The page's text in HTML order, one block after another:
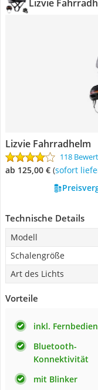
Lizvie
Lizvie Fahrradhelm
118
ab 125,00 € ( Sofort
Technische Details
Modell
Schalengröße
Art des Lichts
Vorteile
inkl.
Bluetooth-
Konnektivität
mit Blinker